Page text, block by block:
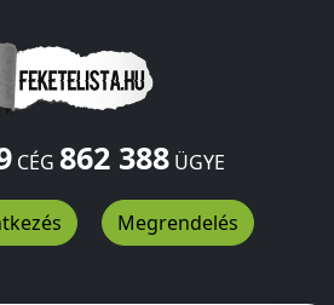
CÉG 862 388ÜGYE
Megrendelés